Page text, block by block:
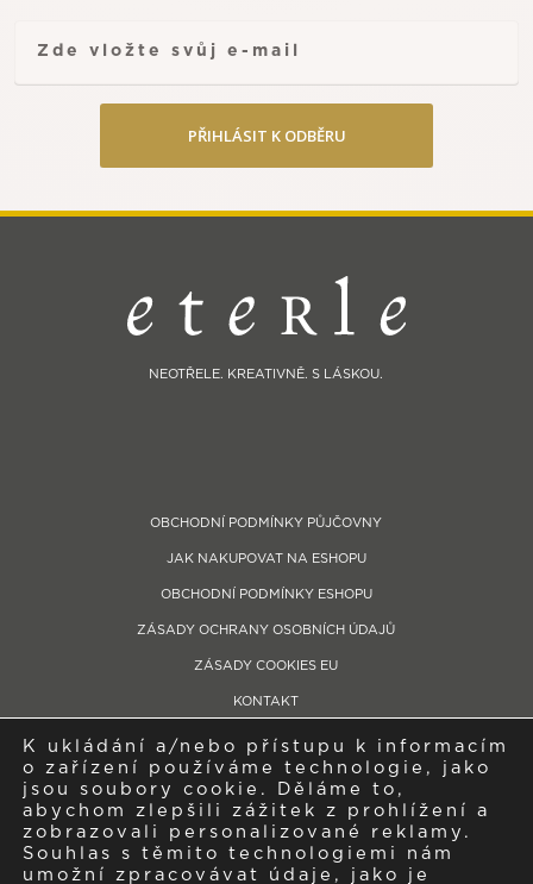
PŘIHLÁSIT K ODBĚRU
NEOTŘELE. KREATIVNĚ. S LÁSKOU.
OBCHODNÍ PODMÍNKY PŮJČOVNY
JAK NAKUPOVAT NA ESHOPU
OBCHODNÍ PODMÍNKY ESHOPU
ZÁSADY OCHRANY OSOBNÍCH ÚDAJŮ
ZÁSADY COOKIES EU
KONTAKT
Telefon: +420 604 280 759
Showroom/provozovna: Bývalý zemědělský areál, Libčická, 252 65 Tursko
IČO: 04543335, Společnost je zapsaná v obchodním rejstříku pod spisovou
značkou C249410 vedená u Městského soudu v Praze
K ukládání a/nebo přístupu k informacím
o zařízení používáme technologie, jako
jsou soubory cookie. Děláme to,
abychom zlepšili zážitek z prohlížení a
zobrazovali personalizované reklamy.
Souhlas s těmito technologiemi nám
umožní zpracovávat údaje, jako je